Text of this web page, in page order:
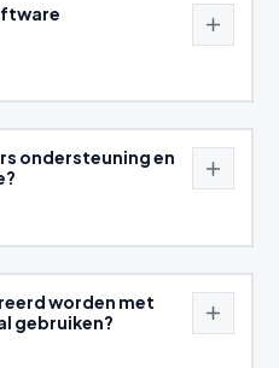
ondersteuning en
worden met
gebruiken?